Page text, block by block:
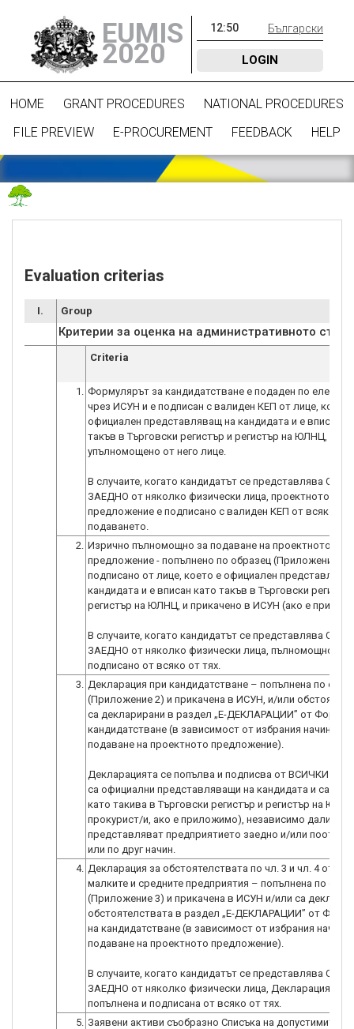
EUMIS
2020
12:50 Български
LOGIN
HOME GRANT PROCEDURES
NATIONAL PROCEDURES
FILE PREVIEW
E-PROCUREMENT FEEDBACK HELP
Evaluation criterias
I. Group
Критерии за оценка на административното
Criteria
1. Формулярът за кандидатстване е подаден по
чрез ИСУН и е подписан с валиден КЕП от лице, което
официален представляващ на кандидата и е вписан
такъв в Търговски регистър и регистър на ЮЛНЦ, или
упълномощено от него лице.
В случаите, когато кандидатът се представлява САМО
ЗАЕДНО от няколко физически лица, проектното
предложение е подписано с валиден КЕП от всяко от
подаването.
2. Изрично пълномощно за подаване на проектното
предложение - попълнено по образец (Приложение 1),
подписано от лице, което е официален
кандидата и е вписан като такъв в Търговски
регистър на ЮЛНЦ, и прикачено в ИСУН (ако е
В случаите, когато кандидатът се представлява САМО
ЗАЕДНО от няколко физически лица, пълномощното е
подписано от всяко от тях.
3. Декларация при кандидатстване – попълнена по
(Приложение 2) и прикачена в ИСУН, и/или
са декларирани в раздел „E-ДЕКЛАРАЦИИ” от
кандидатстване (в зависимост от избрания начин на
подаване на проектното предложение).
Декларацията се попълва и подписва от ВСИЧКИ
са официални представляващи на кандидата и са
като такива в Търговски регистър и регистър на
прокурист/и, ако е приложимо), независимо дали
представляват предприятието заедно и/или
или по друг начин.
4. Декларация за обстоятелствата по чл. 3 и чл. 4 от
малките и средните предприятия – попълнена по
(Приложение 3) и прикачена в ИСУН и/или са
обстоятелствата в раздел „E-ДЕКЛАРАЦИИ” от
на кандидатстване (в зависимост от избрания начин
подаване на проектното предложение).
В случаите, когато кандидатът се представлява САМО
ЗАЕДНО от няколко физически лица, Декларацията е
попълнена и подписана от всяко от тях.
5. Заявени активи съобразно Списъка на допустимите